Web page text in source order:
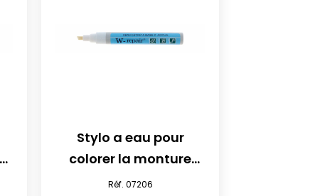
Stylo a eau pour
colorer la monture
bordeaux
Réf. 07206